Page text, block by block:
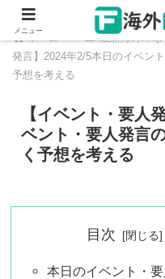
ホーム 最新海外FX(
発言】2024年2/5本日のイベン
予想を考える
【イベント・要人
ベント・要人発言
く予想を考える
目次
本日のイベント・
メニュー